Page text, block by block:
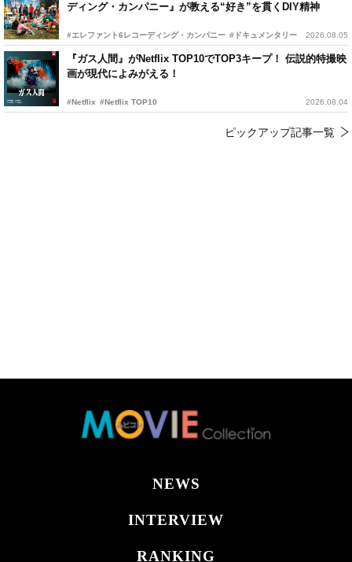
ディング・カンパニー』が教える“好き”を貫くDIY精神
#エレファント6レコーディング・カンパニー #ドキュメンタリー 2026.08.05
『ガス人間』がNetflix TOP10でTOP3キープ！ 伝説的特撮映
画が現代によみがえる！
#Netflix #Netflix TOP10 2026.08.04
ピックアップ記事一覧
NEWS
INTERVIEW
RANKING